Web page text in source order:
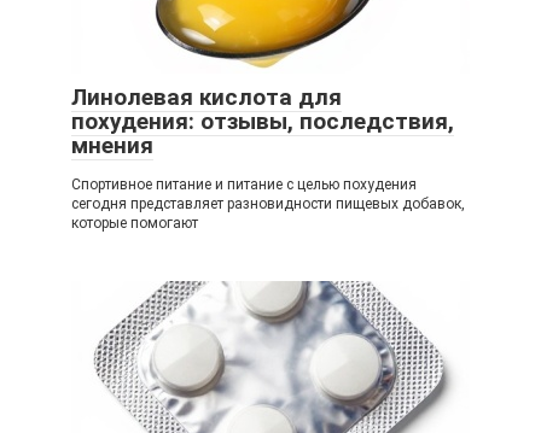
Линолевая кислота для
похудения: отзывы, последствия,
мнения
Спортивное питание и питание с целью похудения
сегодня представляет разновидности пищевых добавок,
которые помогают